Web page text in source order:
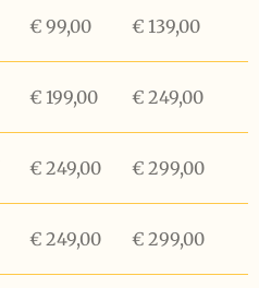
€ 99,00 € 139,00
€ 199,00 € 249,00
€ 249,00 € 299,00
€ 249,00 € 299,00